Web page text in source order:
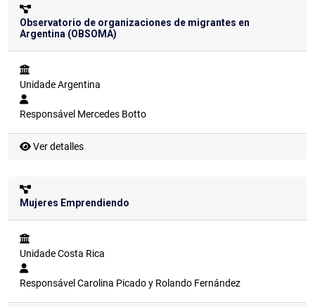
Observatorio de organizaciones de migrantes en
Argentina (OBSOMA)
UnidadeArgentina
Responsável Mercedes Botto
Ver detalles
Mujeres Emprendiendo
UnidadeCosta Rica
Responsável Carolina Picado y Rolando Fernández